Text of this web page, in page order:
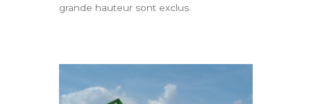
grande hauteur sont exclus.